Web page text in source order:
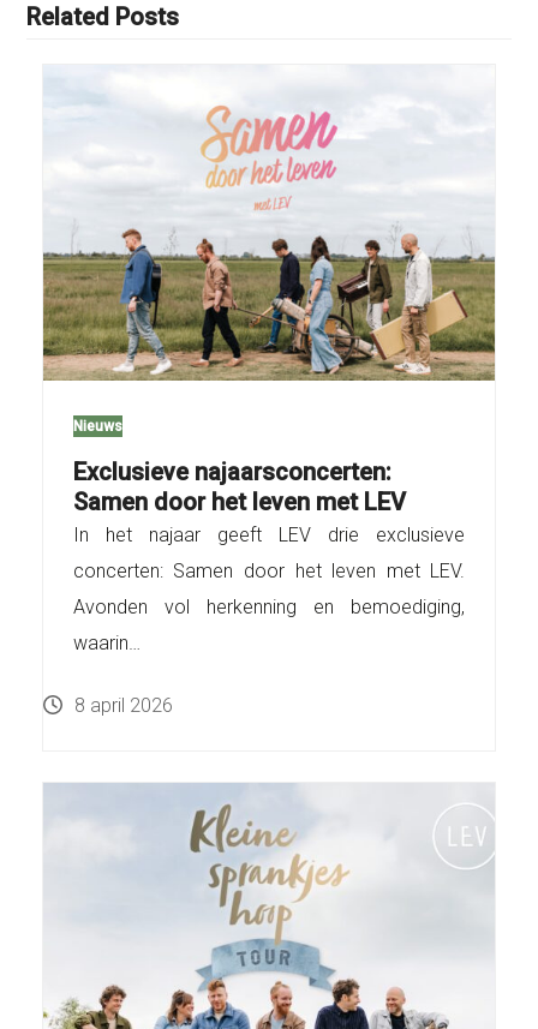
Related Posts
Nieuws
Exclusieve najaarsconcerten:
Samen door het leven met LEV
In het najaar geeft LEV drie exclusieve
concerten: Samen door het leven met LEV.
Avonden vol herkenning en bemoediging,
waarin…
8 april 2026